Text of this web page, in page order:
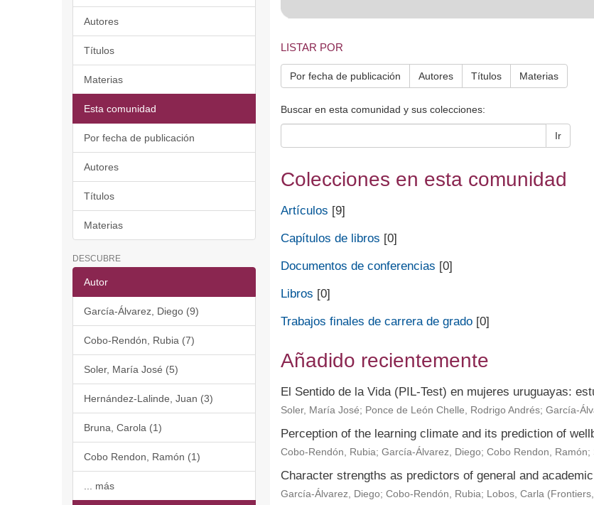
Autores
Títulos
Materias
Esta comunidad
Por fecha de publicación
Autores
Títulos
Materias
DESCUBRE
Autor
García-Álvarez, Diego (9)
Cobo-Rendón, Rubia (7)
Soler, María José (5)
Hernández-Lalinde, Juan (3)
Bruna, Carola (1)
Cobo Rendon, Ramón (1)
... más
LISTAR POR
Por fecha de publicación Autores Títulos Materias
Buscar en esta comunidad y sus colecciones:
Ir
Colecciones en esta comunidad
Artículos [9]
Capítulos de libros [0]
Documentos de conferencias [0]
Libros [0]
Trabajos finales de carrera de grado[0]
Añadido recientemente
El Sentido de la Vida (PIL-Test) en mujeres uruguayas:
Soler, María José; Ponce de León Chelle, Rodrigo Andrés; García-
Perception of the learning climate and its prediction of
Cobo-Rendón, Rubia; García-Álvarez, Diego; Cobo Rendon, Ramón;
Character strengths as predictors of general and
García-Álvarez, Diego; Cobo-Rendón, Rubia; Lobos, Carla (Frontiers,